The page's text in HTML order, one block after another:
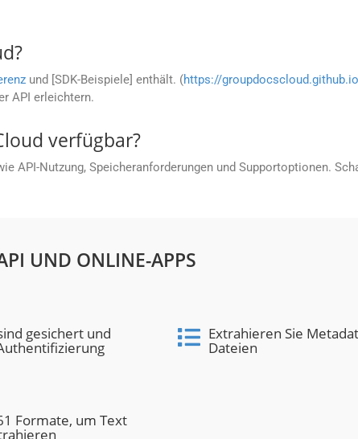
und [SDK-Beispiele] enthält. (https://
API erleichtern.
verfügbar?
API-Nutzung, Speicheranforderungen und Supportoptionen.
UND ONLINE-APPS
gesichert und Extrahieren Sie
Dateien
Formate, um Text